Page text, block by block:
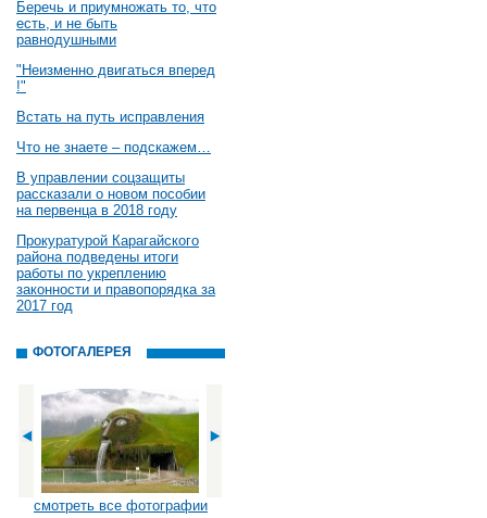
Беречь и приумножать то, что
есть, и не быть
равнодушными
"Неизменно двигаться вперед
!"
Встать на путь исправления
Что не знаете – подскажем…
В управлении соцзащиты
рассказали о новом пособии
на первенца в 2018 году
Прокуратурой Карагайского
района подведены итоги
работы по укреплению
законности и правопорядка за
2017 год
ФОТОГАЛЕРЕЯ
смотреть все фотографии